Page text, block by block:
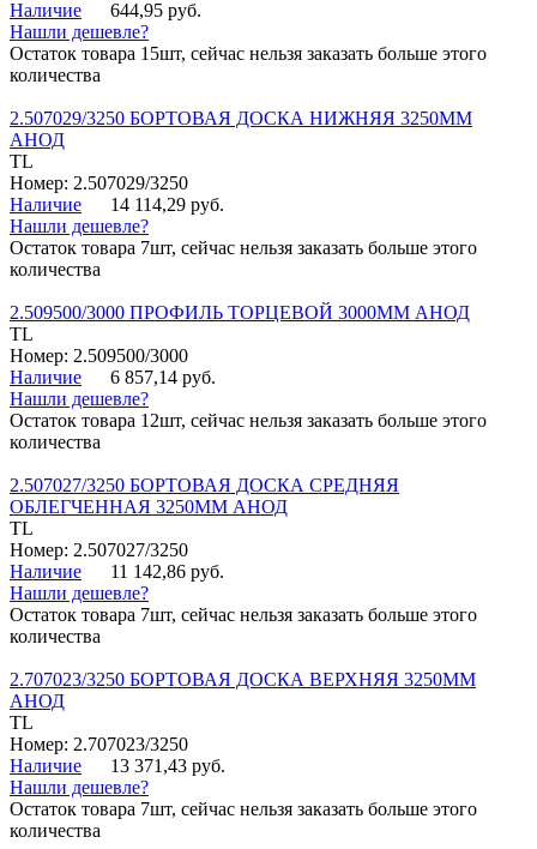
Наличие
644,95 руб.
Нашли дешевле?
Остаток товара 15шт, сейчас нельзя заказать больше этого
количества
2.507029/3250 БОРТОВАЯ ДОСКА НИЖНЯЯ 3250ММ
АНОД
TL
Номер: 2.507029/3250
Наличие
14 114,29 руб.
Нашли дешевле?
Остаток товара 7шт, сейчас нельзя заказать больше этого
количества
2.509500/3000 ПРОФИЛЬ ТОРЦЕВОЙ 3000ММ АНОД
TL
Номер: 2.509500/3000
Наличие
6 857,14 руб.
Нашли дешевле?
Остаток товара 12шт, сейчас нельзя заказать больше этого
количества
2.507027/3250 БОРТОВАЯ ДОСКА СРЕДНЯЯ
ОБЛЕГЧЕННАЯ 3250ММ АНОД
TL
Номер: 2.507027/3250
Наличие
11 142,86 руб.
Нашли дешевле?
Остаток товара 7шт, сейчас нельзя заказать больше этого
количества
2.707023/3250 БОРТОВАЯ ДОСКА ВЕРХНЯЯ 3250ММ
АНОД
TL
Номер: 2.707023/3250
Наличие
13 371,43 руб.
Нашли дешевле?
Остаток товара 7шт, сейчас нельзя заказать больше этого
количества